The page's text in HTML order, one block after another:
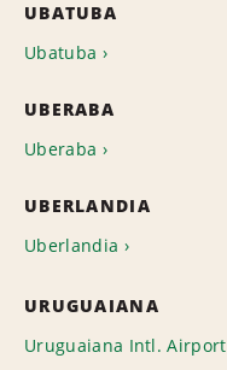
UBATUBA
Ubatuba
UBERABA
Uberaba
UBERLANDIA
Uberlandia
URUGUAIANA
Uruguaiana Intl. Airport